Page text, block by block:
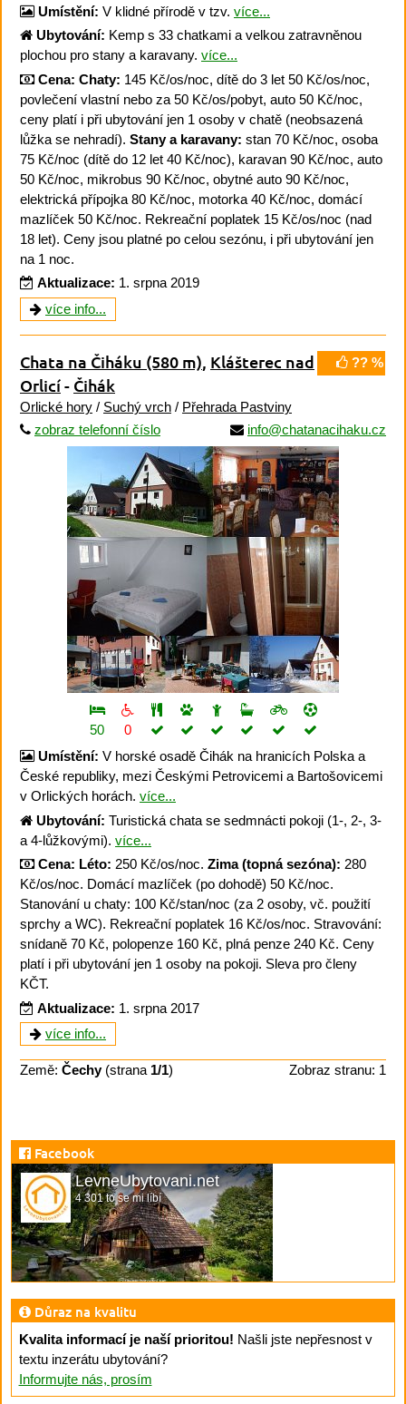
Umístění: V klidné přírodě v tzv. více...
Ubytování: Kemp s 33 chatkami a velkou zatravněnou
plochou pro stany a karavany. více...
Cena: Chaty: 145 Kč/os/noc, dítě do 3 let 50 Kč/os/noc,
povlečení vlastní nebo za 50 Kč/os/pobyt, auto 50 Kč/noc,
ceny platí i při ubytování jen 1 osoby v chatě (neobsazená
lůžka se nehradí). Stany a karavany: stan 70 Kč/noc, osoba
75 Kč/noc (dítě do 12 let 40 Kč/noc), karavan 90 Kč/noc, auto
50 Kč/noc, mikrobus 90 Kč/noc, obytné auto 90 Kč/noc,
elektrická přípojka 80 Kč/noc, motorka 40 Kč/noc, domácí
mazlíček 50 Kč/noc. Rekreační poplatek 15 Kč/os/noc (nad
18 let). Ceny jsou platné po celou sezónu, i při ubytování jen
na 1 noc.
Aktualizace: 1. srpna 2019
více info...
?? %
Chata na Čiháku (580 m) Klášterec nad
Orlicí- Čihák
Orlické hory / Suchý vrch / Přehrada Pastviny
zobraz telefonní číslo
info@chatanacihaku.cz
50
0
Umístění: V horské osadě Čihák na hranicích Polska a
České republiky, mezi Českými Petrovicemi a Bartošovicemi
v Orlických horách. více...
Ubytování: Turistická chata se sedmnácti pokoji (1-, 2-, 3-
a 4-lůžkovými). více...
Cena: Léto: 250 Kč/os/noc. Zima (topná sezóna): 280
Kč/os/noc. Domácí mazlíček (po dohodě) 50 Kč/noc.
Stanování u chaty: 100 Kč/stan/noc (za 2 osoby, vč. použití
sprchy a WC). Rekreační poplatek 16 Kč/os/noc. Stravování:
snídaně 70 Kč, polopenze 160 Kč, plná penze 240 Kč. Ceny
platí i při ubytování jen 1 osoby na pokoji. Sleva pro členy
KČT.
Aktualizace: 1. srpna 2017
více info...
Země: Čechy(strana 1/1) Zobraz stranu: 1
Facebook
LevneUbytovani.net
4 301 to se mi líbí
Důraz na kvalitu
Kvalita informací je naší prioritou! Našli jste nepřesnost v
textu inzerátu ubytování?
Informujte nás, prosím